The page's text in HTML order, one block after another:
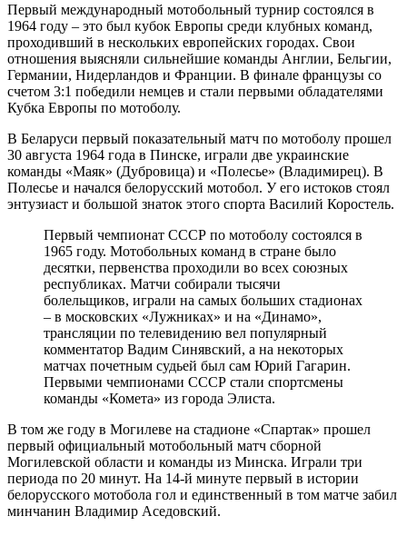
Первый международный мотобольный турнир состоялся в
1964 году – это был кубок Европы среди клубных команд,
проходивший в нескольких европейских городах. Свои
отношения выясняли сильнейшие команды Англии, Бельгии,
Германии, Нидерландов и Франции. В финале французы со
счетом 3:1 победили немцев и стали первыми обладателями
Кубка Европы по мотоболу.
В Беларуси первый показательный матч по мотоболу прошел
30 августа 1964 года в Пинске, играли две украинские
команды «Маяк» (Дубровица) и «Полесье» (Владимирец). В
Полесье и начался белорусский мотобол. У его истоков стоял
энтузиаст и большой знаток этого спорта Василий Коростель.
Первый чемпионат СССР по мотоболу состоялся в
1965 году. Мотобольных команд в стране было
десятки, первенства проходили во всех союзных
республиках. Матчи собирали тысячи
болельщиков, играли на самых больших стадионах
– в московских «Лужниках» и на «Динамо»,
трансляции по телевидению вел популярный
комментатор Вадим Синявский, а на некоторых
матчах почетным судьей был сам Юрий Гагарин.
Первыми чемпионами СССР стали спортсмены
команды «Комета» из города Элиста.
В том же году в Могилеве на стадионе «Спартак» прошел
первый официальный мотобольный матч сборной
Могилевской области и команды из Минска. Играли три
периода по 20 минут. На 14-й минуте первый в истории
белорусского мотобола гол и единственный в том матче забил
минчанин Владимир Аседовский.